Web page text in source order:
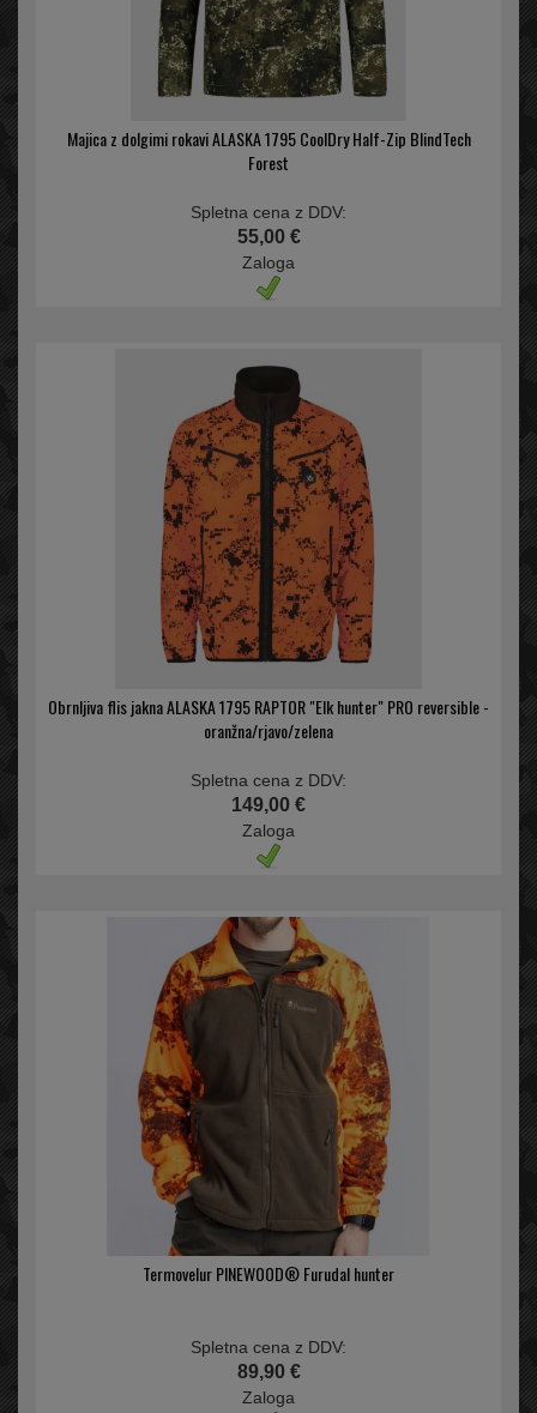
Majica z dolgimi rokavi ALASKA 1795 CoolDry Half-Zip BlindTech
Forest
Spletna cena z DDV:
55,00 €
Zaloga
Obrnljiva flis jakna ALASKA 1795 RAPTOR "Elk hunter" PRO reversible -
oranžna/rjavo/zelena
Spletna cena z DDV:
149,00 €
Zaloga
Termovelur PINEWOOD® Furudal hunter
Spletna cena z DDV:
89,90 €
Zaloga